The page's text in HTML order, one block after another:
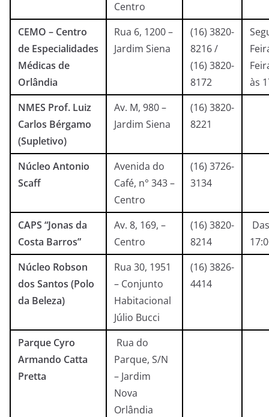
Centro
CEMO – Centro
de Especialidades
Médicas de
Orlândia
Rua 6, 1200 –
Jardim Siena
(16) 3820-
8216 /
(16) 3820-
8172
às
NMES Prof. Luiz
Carlos Bérgamo
(Supletivo)
Av. M, 980 –
Jardim Siena
(16) 3820-
8221
Núcleo Antonio
Scaff
Avenida do
Café, n° 343 –
Centro
(16) 3726-
3134
CAPS “Jonas da
Costa Barros”
Av. 8, 169, –
Centro
(16) 3820-
8214
Núcleo Robson
dos Santos (Polo
da Beleza)
Rua 30, 1951
– Conjunto
Habitacional
Júlio Bucci
(16) 3826-
4414
Parque Cyro
Armando Catta
Pretta
Rua do
Parque, S/N
– Jardim
Nova
Orlândia